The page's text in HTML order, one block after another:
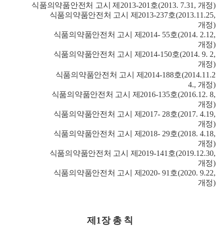
식품의약품안전처 고시 제 2013-201 호(2013. 7.31, 개정)
식품의약품안전처 고시 제 2013-237호(2013.11.25,
개정)
식품의약품안전처 고시 제 2014- 55호(2014. 2.12,
개정)
식품의약품안전처 고시 제 2014-150호(2014. 9. 2,
개정)
식품의약품안전처 고시 제 2014-188호(2014.11.2
4., 개정)
식품의약품안전처 고시 제 2016-135호(2016.12. 8,
개정)
식품의약품안전처 고시 제 2017- 28호(2017. 4.19,
개정)
식품의약품안전처 고시 제 2018- 29호(2018. 4.18,
개정)
식품의약품안전처 고시 제 2019-141 호(2019.12.30,
개정)
식품의약품안전처 고시 제 2020- 91 호(2020. 9.22,
개정)
제 1장 총 칙